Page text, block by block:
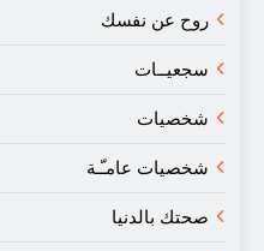
روح عن نفسك
سجعيــات
شخصيات
شخصيات عامـّـة
صحتك بالدنيا